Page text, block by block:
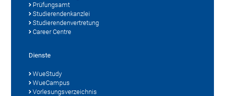
Prüfungsamt
Studierendenkanzlei
Studierendenvertretung
Career Centre
Dienste
WueStudy
WueCampus
Vorlesungsverzeichnis